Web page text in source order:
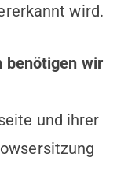
wird.
benötigen wir
und ihrer